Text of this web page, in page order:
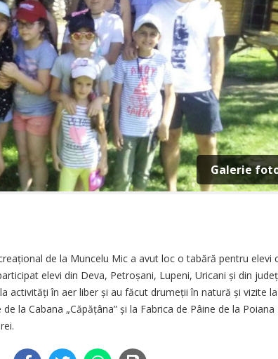
Galerie
de la Muncelu Mic a avut loc o tabără pentru elevi
elevi din Deva, Petroșani, Lupeni, Uricani și din
activități în aer liber și au făcut drumeții în natură și vizite la
la Cabana „Căpățâna” și la Fabrica de Pâine de la Poiana